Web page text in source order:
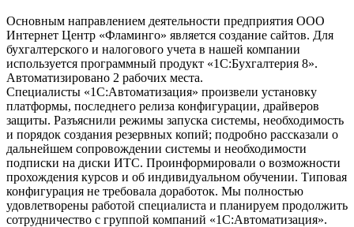
Основным направлением деятельности предприятия ООО
Интернет Центр «Фламинго» является создание сайтов. Для
бухгалтерского и налогового учета в нашей компании
используется программный продукт «1C:Бухгалтерия 8».
Автоматизировано 2 рабочих места.
Специалисты «1С:Автоматизация» произвели установку
платформы, последнего релиза конфигурации, драйверов
защиты. Разъяснили режимы запуска системы, необходимость
и порядок создания резервных копий; подробно рассказали о
дальнейшем сопровождении системы и необходимости
подписки на диски ИТС. Проинформировали о возможности
прохождения курсов и об индивидуальном обучении. Типовая
конфигурация не требовала доработок. Мы полностью
удовлетворены работой специалиста и планируем продолжить
сотрудничество с группой компаний «1С:Автоматизация».